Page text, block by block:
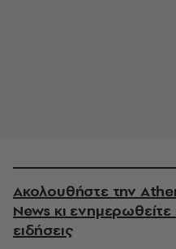
Ακολουθήστε την
News κι ενημερωθείτε
ειδήσεις